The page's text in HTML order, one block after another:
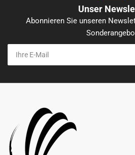
Unser
Abonnieren Sie unseren
Ihre
Mail